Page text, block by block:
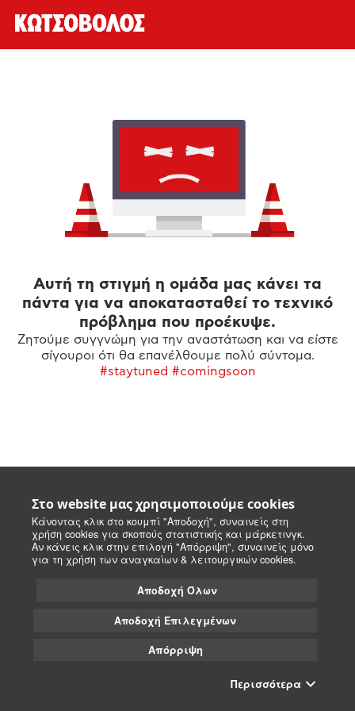
Στο website μας χρησιμοποιούμε cookies
Κάνοντας κλικ στο κουμπί "Αποδοχή", συναινείς στη
χρήση cookies για σκοπούς στατιστικής και μάρκετινγκ.
Αν κάνεις κλικ στην επιλογή "Απόρριψη", συναινείς μόνο
για τη χρήση των αναγκαίων & λειτουργικών cookies.
Αποδοχή Όλων
Αποδοχή Επιλεγμένων
Απόρριψη
Περισσότερα
Αυτή τη στιγμή η ομάδα μας κάνει τα
πάντα για να αποκατασταθεί το τεχνικό
πρόβλημα που προέκυψε.
Ζητούμε συγγνώμη για την αναστάτωση και να είστε
σίγουροι ότι θα επανέλθουμε πολύ σύντομα.
#staytuned #comingsoon